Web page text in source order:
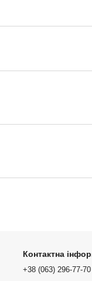
Контактна
+38 (063) 296-77-70